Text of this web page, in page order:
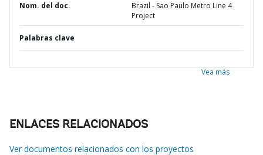
Nom. del doc.
Brazil - Sao Paulo Metro Line 4
Project
Palabras clave
Vea más
ENLACES RELACIONADOS
Ver documentos relacionados con los proyectos